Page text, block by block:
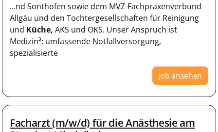
...nd Sonthofen sowie dem MVZ-Fachpraxenverbund
Allgäu und den Tochtergesellschaften für Reinigung
und Küche, AKS und OKS. Unser Anspruch ist
Medizin³: umfassende Notfallversorgung,
spezialisierte
Job ansehen
Facharzt (m/w/d) für die Anästhesie am